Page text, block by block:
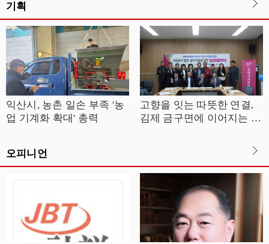
기획
익산시, 농촌 일손 부족 '농
업 기계화 확대' 총력
고향을 잇는 따뜻한 연결,
김제 금구면에 이어지는 나
오피니언